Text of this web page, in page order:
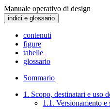
Manuale operativo di design
indici e glossario
contenuti
figure
tabelle
glossario
Sommario
1. Scopo, destinatari e uso
1.1. Versionamento e